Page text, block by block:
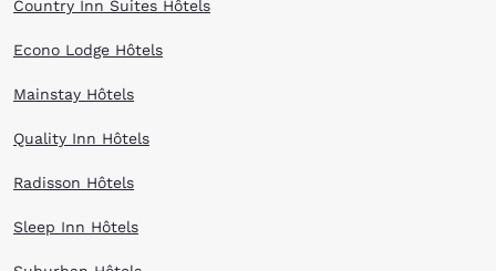
Country Inn Suites Hôtels
Econo Lodge Hôtels
Mainstay Hôtels
Quality Inn Hôtels
Radisson Hôtels
Sleep Inn Hôtels